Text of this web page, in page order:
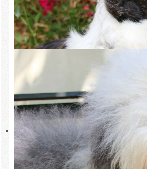
Termine
Rassen
Hüten
Sport
Ausstellungen
Welpen
02.2021
Champion-
Corona-Pandemie
Sonderregelungen für Champion-
Corona-Pandemie
da ein Ende der Corona-Pandemie aktuell
damit verbunden möglicherweise noch weitere
Ausstellungen im Jahr 2021 der Pandemie
könnten, hat sich das Präsidium zu
Sonderregelungen im Hinblick auf die
Jugendchampion (Club), den Deutschen
Deutschen Veteranenchampion (Club)
Deutscher Jugendchampion (Club)